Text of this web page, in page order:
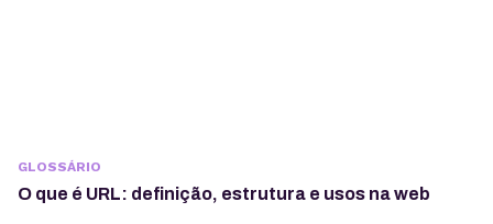
GLOSSÁRIO
O que é URL: definição, estrutura e usos na web